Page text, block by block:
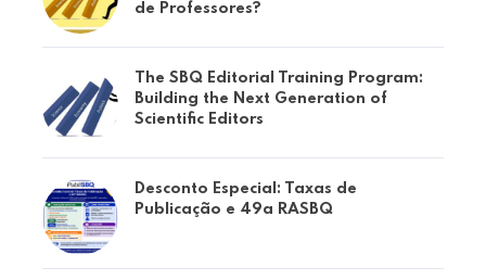
de Professores?
The SBQ Editorial Training Program:
Building the Next Generation of
Scientific Editors
Desconto Especial: Taxas de
Publicação e 49a RASBQ